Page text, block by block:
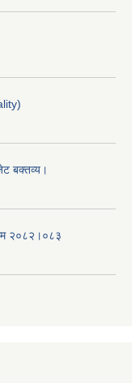
बक्तव्य।
२०८२।०८३